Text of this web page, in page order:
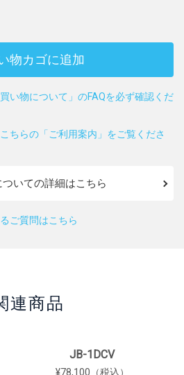
物カゴに追加
い物について」のFAQを必ず確認くだ
ちらの「ご利用案内」をご覧くださ
いての詳細はこちら
ご質問はこちら
連商品
JB-1DCV
¥78,100（税込）